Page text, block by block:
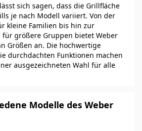
sich sagen, dass die Grillfläche
je nach Modell variiert. Von der
kleine Familien bis hin zur
für größere Gruppen bietet Weber
Größen an. Die hochwertige
durchdachten Funktionen machen
ausgezeichneten Wahl für alle
Modelle des Weber